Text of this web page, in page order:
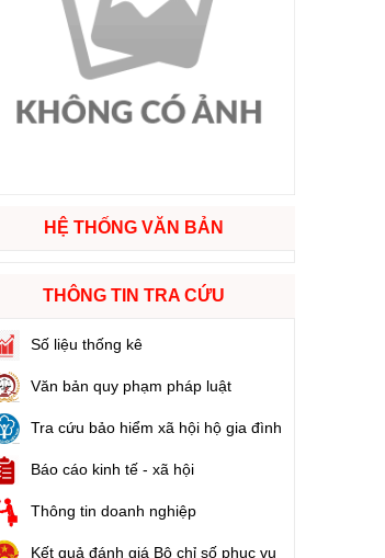
Hội đồng nhân dân các cấp nhiệm kỳ 2026 - 2031
HỆ THỐNG VĂN BẢN
THÔNG TIN TRA CỨU
Số liệu thống kê
Văn bản quy phạm pháp luật
Tra cứu bảo hiểm xã hội hộ gia đình
Báo cáo kinh tế - xã hội
Thông tin doanh nghiệp
Kết quả đánh giá Bộ chỉ số phục vụ